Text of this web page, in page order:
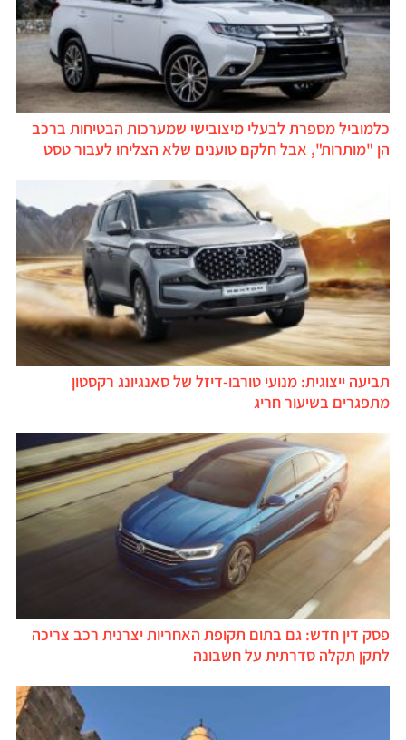
כלמוביל מספרת לבעלי מיצובישי שמערכות הבטיחות ברכב
הן "מותרות", אבל חלקם טוענים שלא הצליחו לעבור טסט
תביעה ייצוגית: מנועי טורבו-דיזל של סאנגיונג רקסטון
מתפגרים בשיעור חריג
פסק דין חדש: גם בתום תקופת האחריות יצרנית רכב צריכה
לתקן תקלה סדרתית על חשבונה